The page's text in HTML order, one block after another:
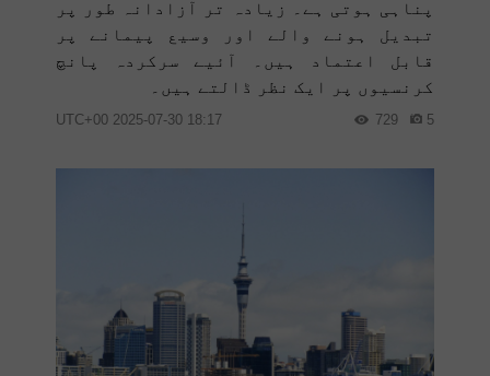
پناہی ہوتی ہے۔ زیادہ تر آزادانہ طور پر
تبدیل ہونے والے اور وسیع پیمانے پر
قابل اعتماد ہیں۔ آئیے سرکردہ پانچ
کرنسیوں پر ایک نظر ڈالتے ہیں۔
18:17 2025-07-30 UTC+00 5
729